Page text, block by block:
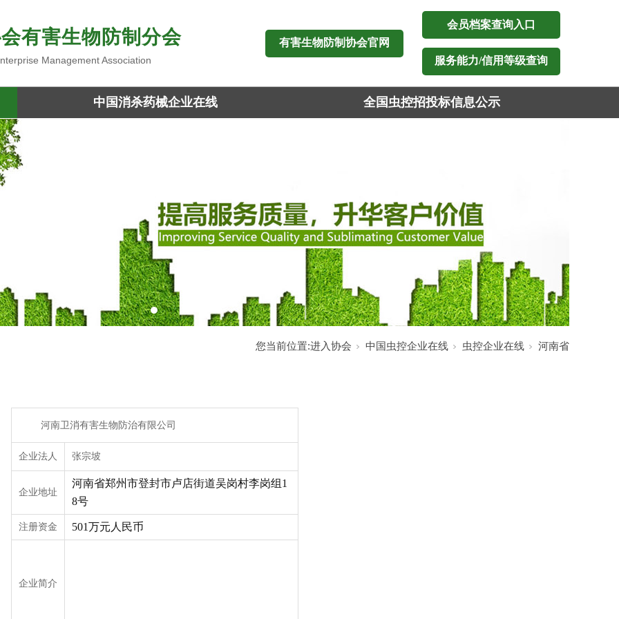
有害生物防制分会 有害生物防制协会官网
Management Association 服务能力/信用等级查询
会员档案查询入口
中国消杀药械企业在线 全国虫控招投标信息公示
您当前位置:进入协会 中国虫控企业在线 虫控企业在线 河南省
河南卫消有害生物防治有限公司
企业法人 张宗坡
企业地址
河南省郑州市登封市卢店街道吴岗村李岗组1
8号
注册资金 501万元人民币
企业简介